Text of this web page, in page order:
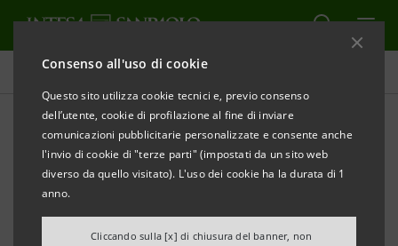
Consenso all'uso di cookie
Questo sito utilizza cookie tecnici e, previo consenso
dell’utente, cookie di profilazione al fine di inviare
comunicazioni pubblicitarie personalizzate e consente anche
l'invio di cookie di "terze parti" (impostati da un sito web
diverso da quello visitato). L'uso dei cookie ha la durata di 1
anno.
Cliccando sulla [x] di chiusura del banner, non
Comunicati stampa
STAMPA AGGIORNA
INTESA SANPAOLO: ESECUZIONE DEL PROGRAMMA
DI ACQUISTO DI AZIONI PROPRIE FINALIZZATO
ALL’ANNULLAMENTO NEL PERIODO 18 AGOSTO - 22
AGOSTO 2025